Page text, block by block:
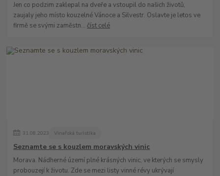
Jen co podzim zaklepal na dveře a vstoupil do našich životů,
zaujaly jeho místo kouzelné Vánoce a Silvestr. Oslavte je letos ve
firmě se svými zaměstn... číst celé
31.08.2023 Vinařská turistika
Seznamte se s kouzlem moravských vinic
Morava. Nádherné území plné krásných vinic, ve kterých se smysly
probouzejí k životu. Zde se mezi listy vinné révy ukrývají